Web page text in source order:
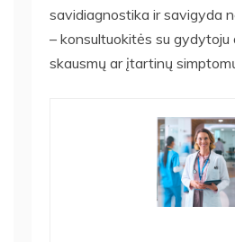
savidiagnostika ir savigyda
– konsultuokitės su gydytoju
skausmų ar įtartinų